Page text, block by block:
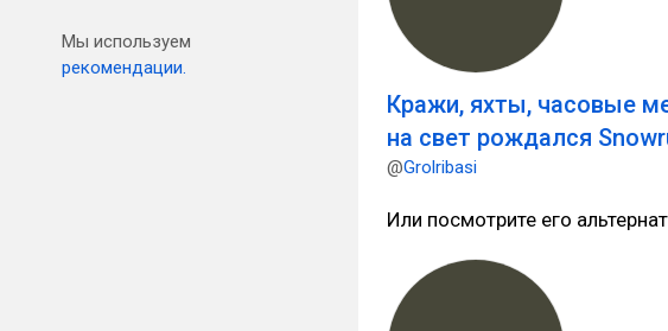
Мы используем
рекомендации.
Кражи, яхты, часовые
на свет рождался
@Grolribasi
Или посмотрите его